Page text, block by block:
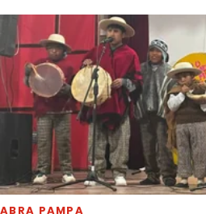
VIDA-Y-TENDENCIA
Cómo cuidar a tu gato
Internacional del Gato
ABRA PAMPA